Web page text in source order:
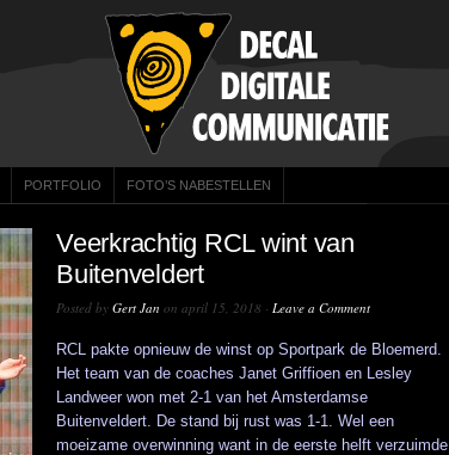
PORTFOLIO FOTO’S NABESTELLEN
Veerkrachtig RCL wint van
Buitenveldert
Posted by Gert Jan on april 15, 2018 · Leave a Comment
RCL pakte opnieuw de winst op Sportpark de Bloemerd.
Het team van de coaches Janet Griffioen en Lesley
Landweer won met 2-1 van het Amsterdamse
Buitenveldert. De stand bij rust was 1-1. Wel een
moeizame overwinning want in de eerste helft verzuimde